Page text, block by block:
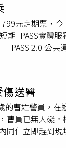
肯定，成為他
際大賽」，並
查驗，滯留2
月18日傳來
單將由民眾投
生這農村題材
元定期票，
TPASS實體
2.0 公共
乘31次以上，
％回饋，且完
取更多優惠。
將服務範圍延
方案自9月10日
多元便利的購
輕鬆享受月
購卡片。若
送醫
曹姓警員，
曹員已無大礙
同仁立即趕到
幸運的是，全